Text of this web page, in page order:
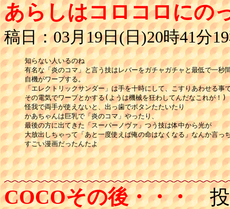
あらしはコロコロにの
稿日：03月19日(日)20時41分
知らない人いるのね
有名な「炎のコマ」と言う技はレバーをガチャガチャと最低で一秒
自機がワープする。
「エレクトリックサンダー」は手を十時にして、こすりあわせる事
その電気でワープとかする(ようは機械を狂わしてんだなこれが！)
怪我で両手が使えないと、出っ歯でボタンたたいたり
かあちゃんは巨乳で「炎のコマ」やったり、
最後の方に出てきた「スーパーノヴァ」つう技は体中から光が
大放出しちゃって「あと一度使えば俺の命はなくなる」なんか言っ
すごい漫画だったんたよ
COCOその後・・・投